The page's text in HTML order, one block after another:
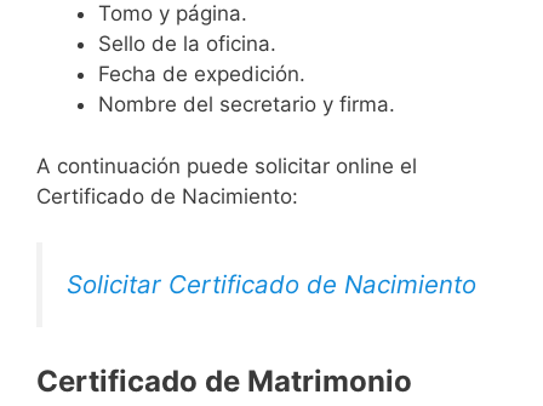
Tomo y página.
Sello de la oficina.
Fecha de expedición.
Nombre del secretario y firma.
A continuación puede solicitar online el
Certificado de Nacimiento:
Solicitar Certificado de Nacimiento
Certificado de Matrimonio